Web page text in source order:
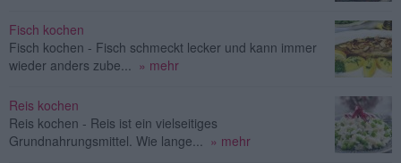
Fisch kochen
Fisch kochen - Fisch schmeckt lecker und kann immer
wieder anders zube... » mehr
Reis kochen
Reis kochen - Reis ist ein vielseitiges
Grundnahrungsmittel. Wie lange... » mehr